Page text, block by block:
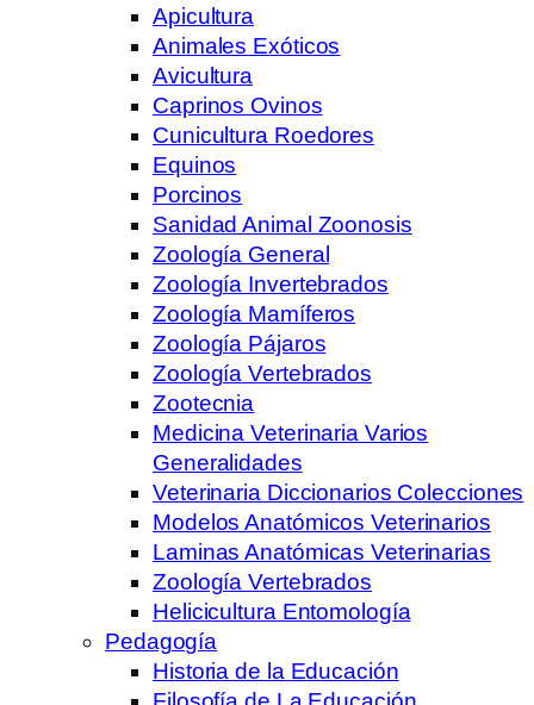
Apicultura
Animales Exóticos
Avicultura
Caprinos Ovinos
Cunicultura Roedores
Equinos
Porcinos
Sanidad Animal Zoonosis
Zoología General
Zoología Invertebrados
Zoología Mamíferos
Zoología Pájaros
Zoología Vertebrados
Zootecnia
Medicina Veterinaria Varios
Generalidades
Veterinaria Diccionarios Colecciones
Modelos Anatómicos Veterinarios
Laminas Anatómicas Veterinarias
Zoología Vertebrados
Helicicultura Entomología
Pedagogía
Historia de la Educación